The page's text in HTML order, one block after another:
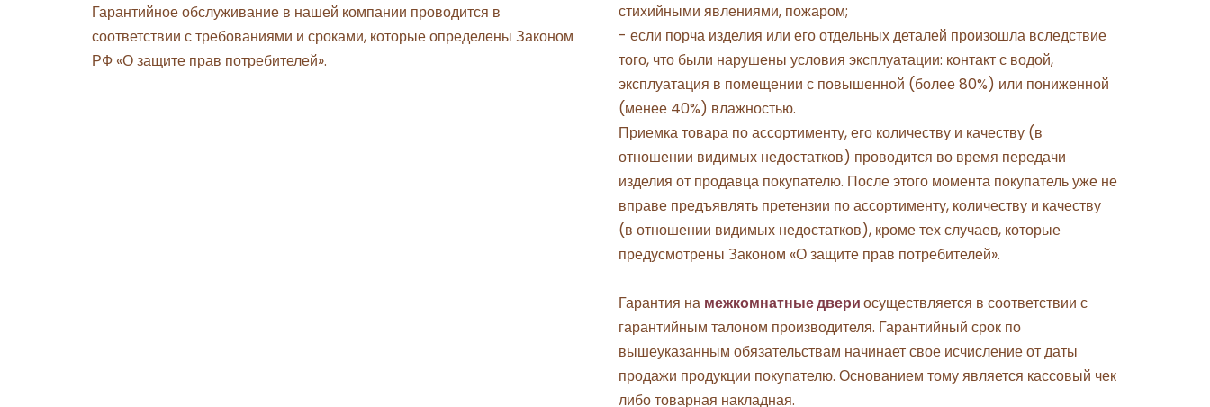
Гарантийное обслуживание в нашей компании проводится в
соответствии с требованиями и сроками, которые определены Законом
РФ «О защите прав потребителей».
стихийными явлениями, пожаром;
- если порча изделия или его отдельных деталей произошла вследствие
того, что были нарушены условия эксплуатации: контакт с водой,
эксплуатация в помещении с повышенной (более 80%) или пониженной
(менее 40%) влажностью.
Приемка товара по ассортименту, его количеству и качеству (в
отношении видимых недостатков) проводится во время передачи
изделия от продавца покупателю. После этого момента покупатель уже не
вправе предъявлять претензии по ассортименту, количеству и качеству
(в отношении видимых недостатков), кроме тех случаев, которые
предусмотрены Законом «О защите прав потребителей».
Гарантия на межкомнатные двериосуществляется в соответствии с
гарантийным талоном производителя. Гарантийный срок по
вышеуказанным обязательствам начинает свое исчисление от даты
продажи продукции покупателю. Основанием тому является кассовый чек
либо товарная накладная.